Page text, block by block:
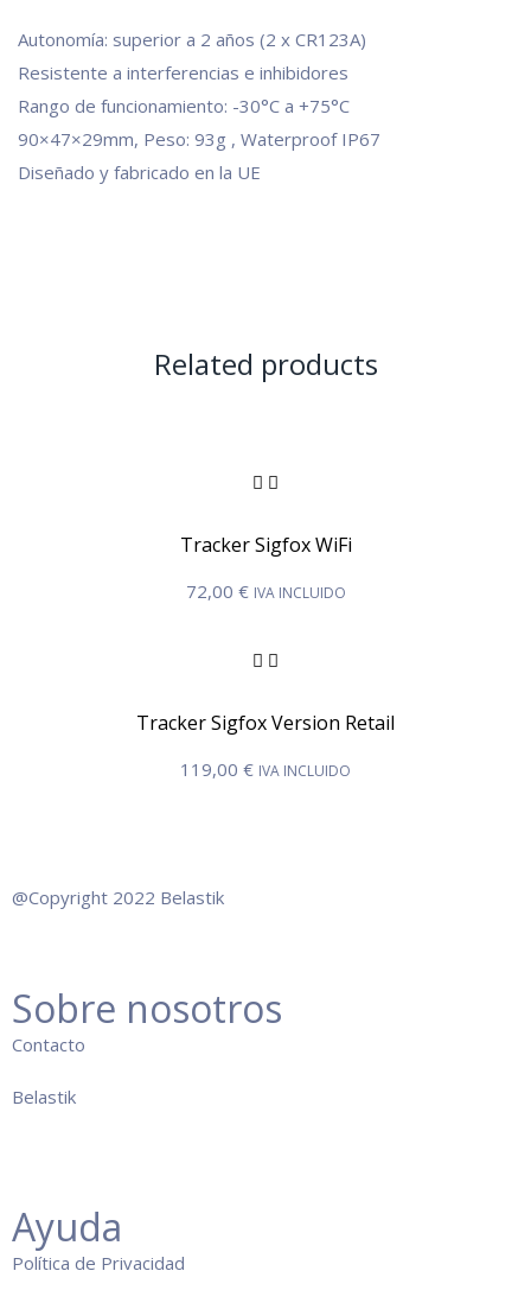
Autonomía: superior a 2 años (2 x CR123A)
Resistente a interferencias e inhibidores
Rango de funcionamiento: -30°C a +75°C
90×47×29mm, Peso: 93g , Waterproof IP67
Diseñado y fabricado en la UE
Related products
Tracker Sigfox WiFi
72,00 € IVA INCLUIDO
Tracker Sigfox Version Retail
119,00 € IVA INCLUIDO
@Copyright 2022 Belastik
Sobre nosotros
Contacto
Belastik
Ayuda
Política de Privacidad